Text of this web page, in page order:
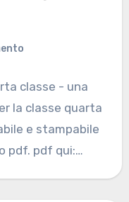
classe - una
la classe quarta
e stampabile
pdf. pdf qui:…